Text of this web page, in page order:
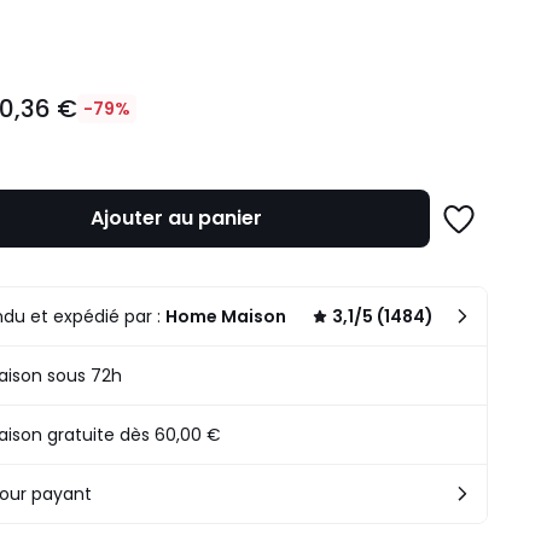
€ -79%
Ajouter au panier
Ajouter
et expédié par : Home Maison 3,1/5 (1484)
sous 72h
gratuite dès 60,00 €
payant